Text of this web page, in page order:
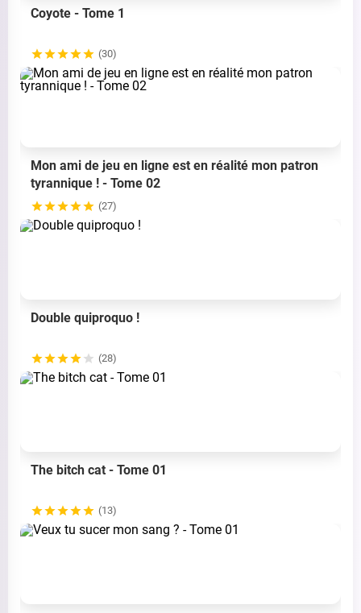
Coyote - Tome 1
(30)
Mon ami de jeu en ligne est en réalité mon patron
tyrannique ! - Tome 02
(27)
Double quiproquo !
(28)
The bitch cat - Tome 01
(13)